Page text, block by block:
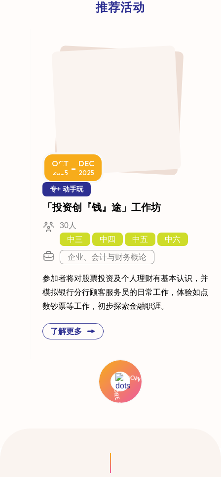
推荐活动
OCT
2025 - DEC
2025
专+ 动手玩
「投资创『钱』途」工作坊
30人
中三
中四 中五 中六
企业、会计与财务概论
参加者将对股票投资及个人理财有基本认识，并
模拟银行分行顾客服务员的日常工作，体验如点
数钞票等工作，初步探索金融职涯。
了解更多